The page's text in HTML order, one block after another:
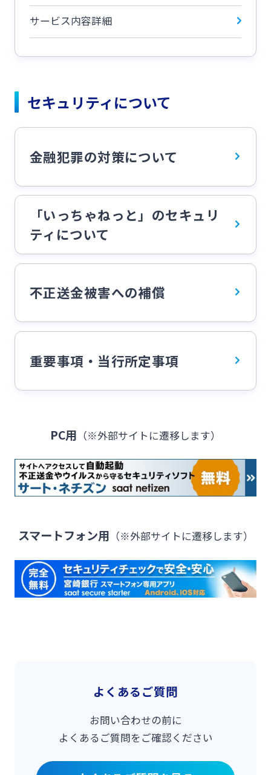
サービス内容詳細
セキュリティについて
金融犯罪の対策について
「いっちゃねっと」のセキュリ
ティについて
不正送金被害への補償
重要事項・当行所定事項
PC用 （※外部サイトに遷移します）
スマートフォン用 （※外部サイトに遷移します）
よくあるご質問
お問い合わせの前に
よくあるご質問をご確認ください